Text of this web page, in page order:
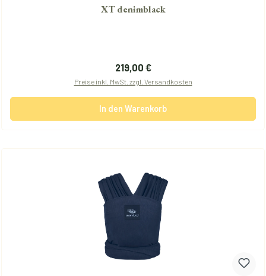
XT denimblack
Regulärer Preis:
219,00 €
Preise inkl. MwSt. zzgl. Versandkosten
In den Warenkorb